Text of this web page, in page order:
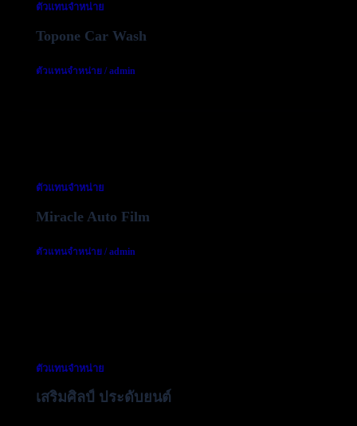
ตัวแทนจำหน่าย
Topone Car Wash
ตัวแทนจำหน่าย/admin
ตัวแทนจำหน่าย
Miracle Auto Film
ตัวแทนจำหน่าย/admin
ตัวแทนจำหน่าย
เสริมศิลป์ ประดับยนต์